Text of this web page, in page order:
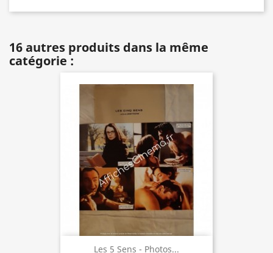
16 autres produits dans la même
catégorie :
Les 5 Sens - Photos...